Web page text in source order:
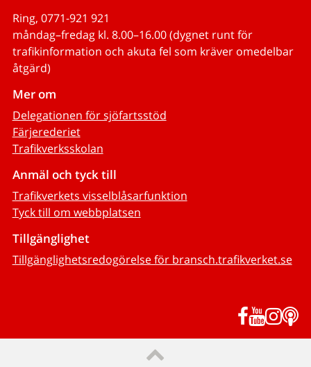
Ring, 0771-921 921
måndag–fredag kl. 8.00–16.00 (dygnet runt för
trafikinformation och akuta fel som kräver omedelbar
åtgärd)
Mer om
Delegationen för sjöfartsstöd
Färjerederiet
Trafikverksskolan
Anmäl och tyck till
Trafikverkets visselblåsarfunktion
Tyck till om webbplatsen
Tillgänglighet
Tillgänglighetsredogörelse för bransch.trafikverket.se
Facebook
YouTube